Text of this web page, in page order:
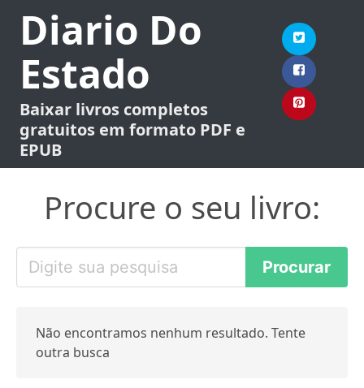
Diario Do
Estado
Baixar livros completos
gratuitos em formato PDF e
EPUB
Procure o seu livro:
Não encontramos nenhum resultado. Tente
outra busca